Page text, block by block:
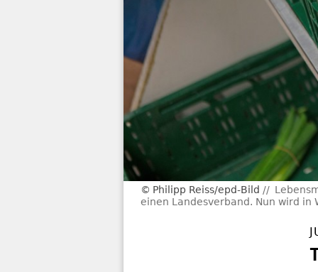
Philipp Reiss/epd-Bild
einen Landesverband. Nun wird in